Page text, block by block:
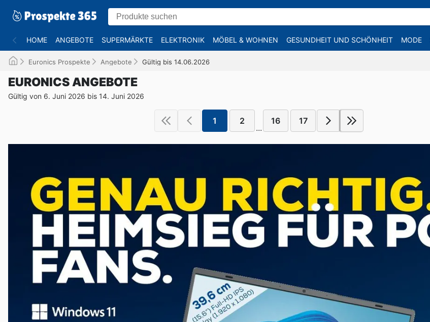
HOME ANGEBOTE SUPERMÄRKTE ELEKTRONIK MÖBEL & WOHNEN GESUNDHEIT UND SCHÖNHEIT MODE
Euronics Prospekte Angebote Gültig bis 14.06.2026
EURONICS ANGEBOTE
Gültig von 6. Juni 2026 bis 14. Juni 2026
1 2
...
16 17